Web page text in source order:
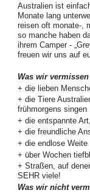
Australien ist
Monate lang
reisen oft monate-,
so manche haben
ihrem Camper -
freuen wir uns auf
Was wir
+ die lieben
+ die Tiere
frühmorgens singen
+ die entspannte
+ die freundliche
+ die endlose Weite
+ über Wochen
+ Straßen, auf
SEHR viele!
Was wir nicht